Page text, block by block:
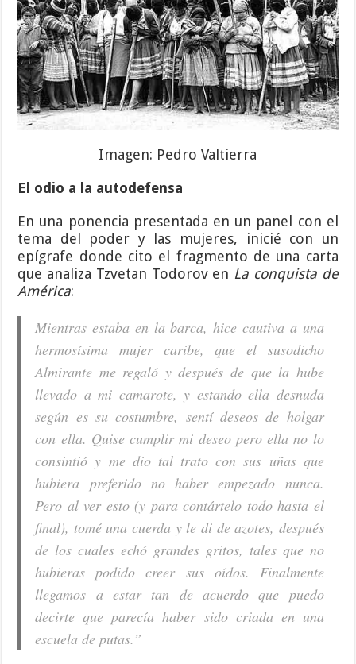
Imagen: Pedro Valtierra
El odio a la autodefensa
En una ponencia presentada en un panel con el
tema del poder y las mujeres, inicié con un
epígrafe donde cito el fragmento de una carta
que analiza Tzvetan Todorov en La conquista de
América:
Mientras estaba en la barca, hice cautiva a una
hermosísima mujer caribe, que el susodicho
Almirante me regaló y después de que la hube
llevado a mi camarote, y estando ella desnuda
según es su costumbre, sentí deseos de holgar
con ella. Quise cumplir mi deseo pero ella no lo
consintió y me dio tal trato con sus uñas que
hubiera preferido no haber empezado nunca.
Pero al ver esto (y para contártelo todo hasta el
final), tomé una cuerda y le di de azotes, después
de los cuales echó grandes gritos, tales que no
hubieras podido creer sus oídos. Finalmente
llegamos a estar tan de acuerdo que puedo
decirte que parecía haber sido criada en una
escuela de putas.”